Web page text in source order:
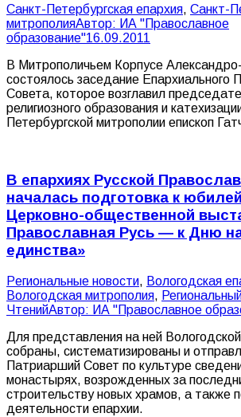
Санкт-Петербургская епархия, Санкт-
митрополияАвтор: ИА "Православное
образование"16.09.2011
В Митрополичьем Корпусе
состоялось заседание Епархиального
Совета, которое возглавил
религиозного образования и
Петербургской митрополии епископ
В епархиях Русской
началась подготовка к
Церковно-общественной
Православная Русь — к Дню
единства»
Pегиональные новости, Вологодская
Вологодская митрополия,
ЧтенийАвтор: ИА "Православное
Для представления на ней
собраны, систематизированы и
Патриарший Совет по культуре
монастырях, возрожденных за
строительству новых храмов, а также
деятельности епархии.